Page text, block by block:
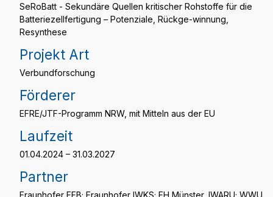
SeRoBatt - Sekundäre Quellen kritischer Rohstoffe für die
Batteriezellfertigung – Potenziale, Rückge-winnung,
Resynthese
Projekt Art
Verbundforschung
Förderer
EFRE/JTF-Programm NRW, mit Mitteln aus der EU
Laufzeit
01.04.2024 – 31.03.2027
Partner
Fraunhofer FFB; Fraunhofer IWKS; FH Münster, IWARU; WWU